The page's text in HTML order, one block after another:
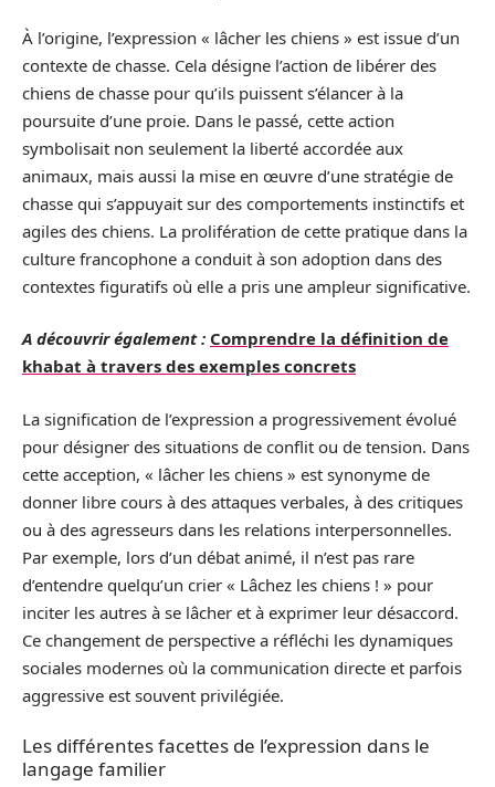
À l’origine, l’expression « lâcher les chiens » est issue d’un
contexte de chasse. Cela désigne l’action de libérer des
chiens de chasse pour qu’ils puissent s’élancer à la
poursuite d’une proie. Dans le passé, cette action
symbolisait non seulement la liberté accordée aux
animaux, mais aussi la mise en œuvre d’une stratégie de
chasse qui s’appuyait sur des comportements instinctifs et
agiles des chiens. La prolifération de cette pratique dans la
culture francophone a conduit à son adoption dans des
contextes figuratifs où elle a pris une ampleur significative.
A découvrir également : Comprendre la définition de
khabat à travers des exemples concrets
La signification de l’expression a progressivement évolué
pour désigner des situations de conflit ou de tension. Dans
cette acception, « lâcher les chiens » est synonyme de
donner libre cours à des attaques verbales, à des critiques
ou à des agresseurs dans les relations interpersonnelles.
Par exemple, lors d’un débat animé, il n’est pas rare
d’entendre quelqu’un crier « Lâchez les chiens ! » pour
inciter les autres à se lâcher et à exprimer leur désaccord.
Ce changement de perspective a réfléchi les dynamiques
sociales modernes où la communication directe et parfois
aggressive est souvent privilégiée.
Les différentes facettes de l’expression dans le
langage familier